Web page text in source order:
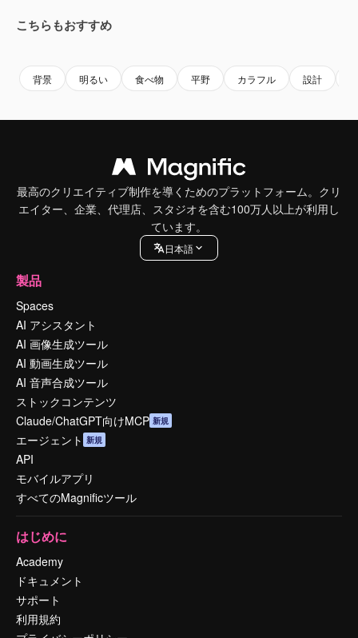
こちらもおすすめ
背景 明るい 食べ物 平野 カラフル 設計
最高のクリエイティブ制作を導くためのプラットフォーム。クリ
エイター、企業、代理店、スタジオを含む100万人以上が利用し
ています。
日本語
製品
Spaces
AI アシスタント
AI 画像生成ツール
AI 動画生成ツール
AI 音声合成ツール
ストックコンテンツ
Claude/ChatGPT向けMCP 新規
エージェント 新規
API
モバイルアプリ
すべてのMagnificツール
はじめに
Academy
ドキュメント
サポート
利用規約